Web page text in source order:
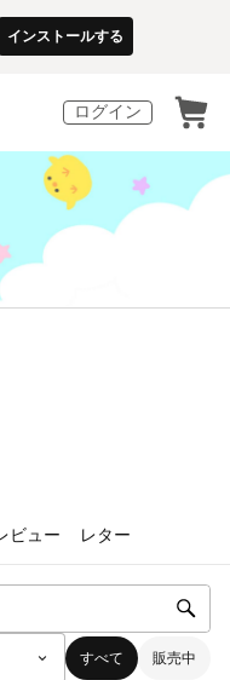
インストールする
ログイン
ビュー レター
すべて 販売中